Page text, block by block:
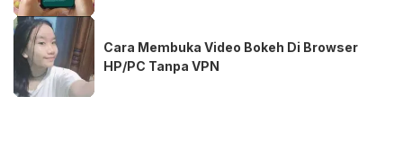
Cara Membuka Video Bokeh Di Browser
HP/PC Tanpa VPN